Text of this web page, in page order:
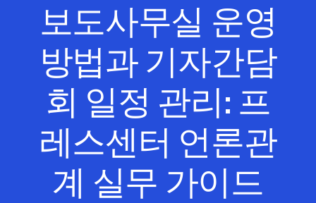
보도사무실 운영
방법과 기자간담
회 일정 관리: 프
레스센터 언론관
계 실무 가이드